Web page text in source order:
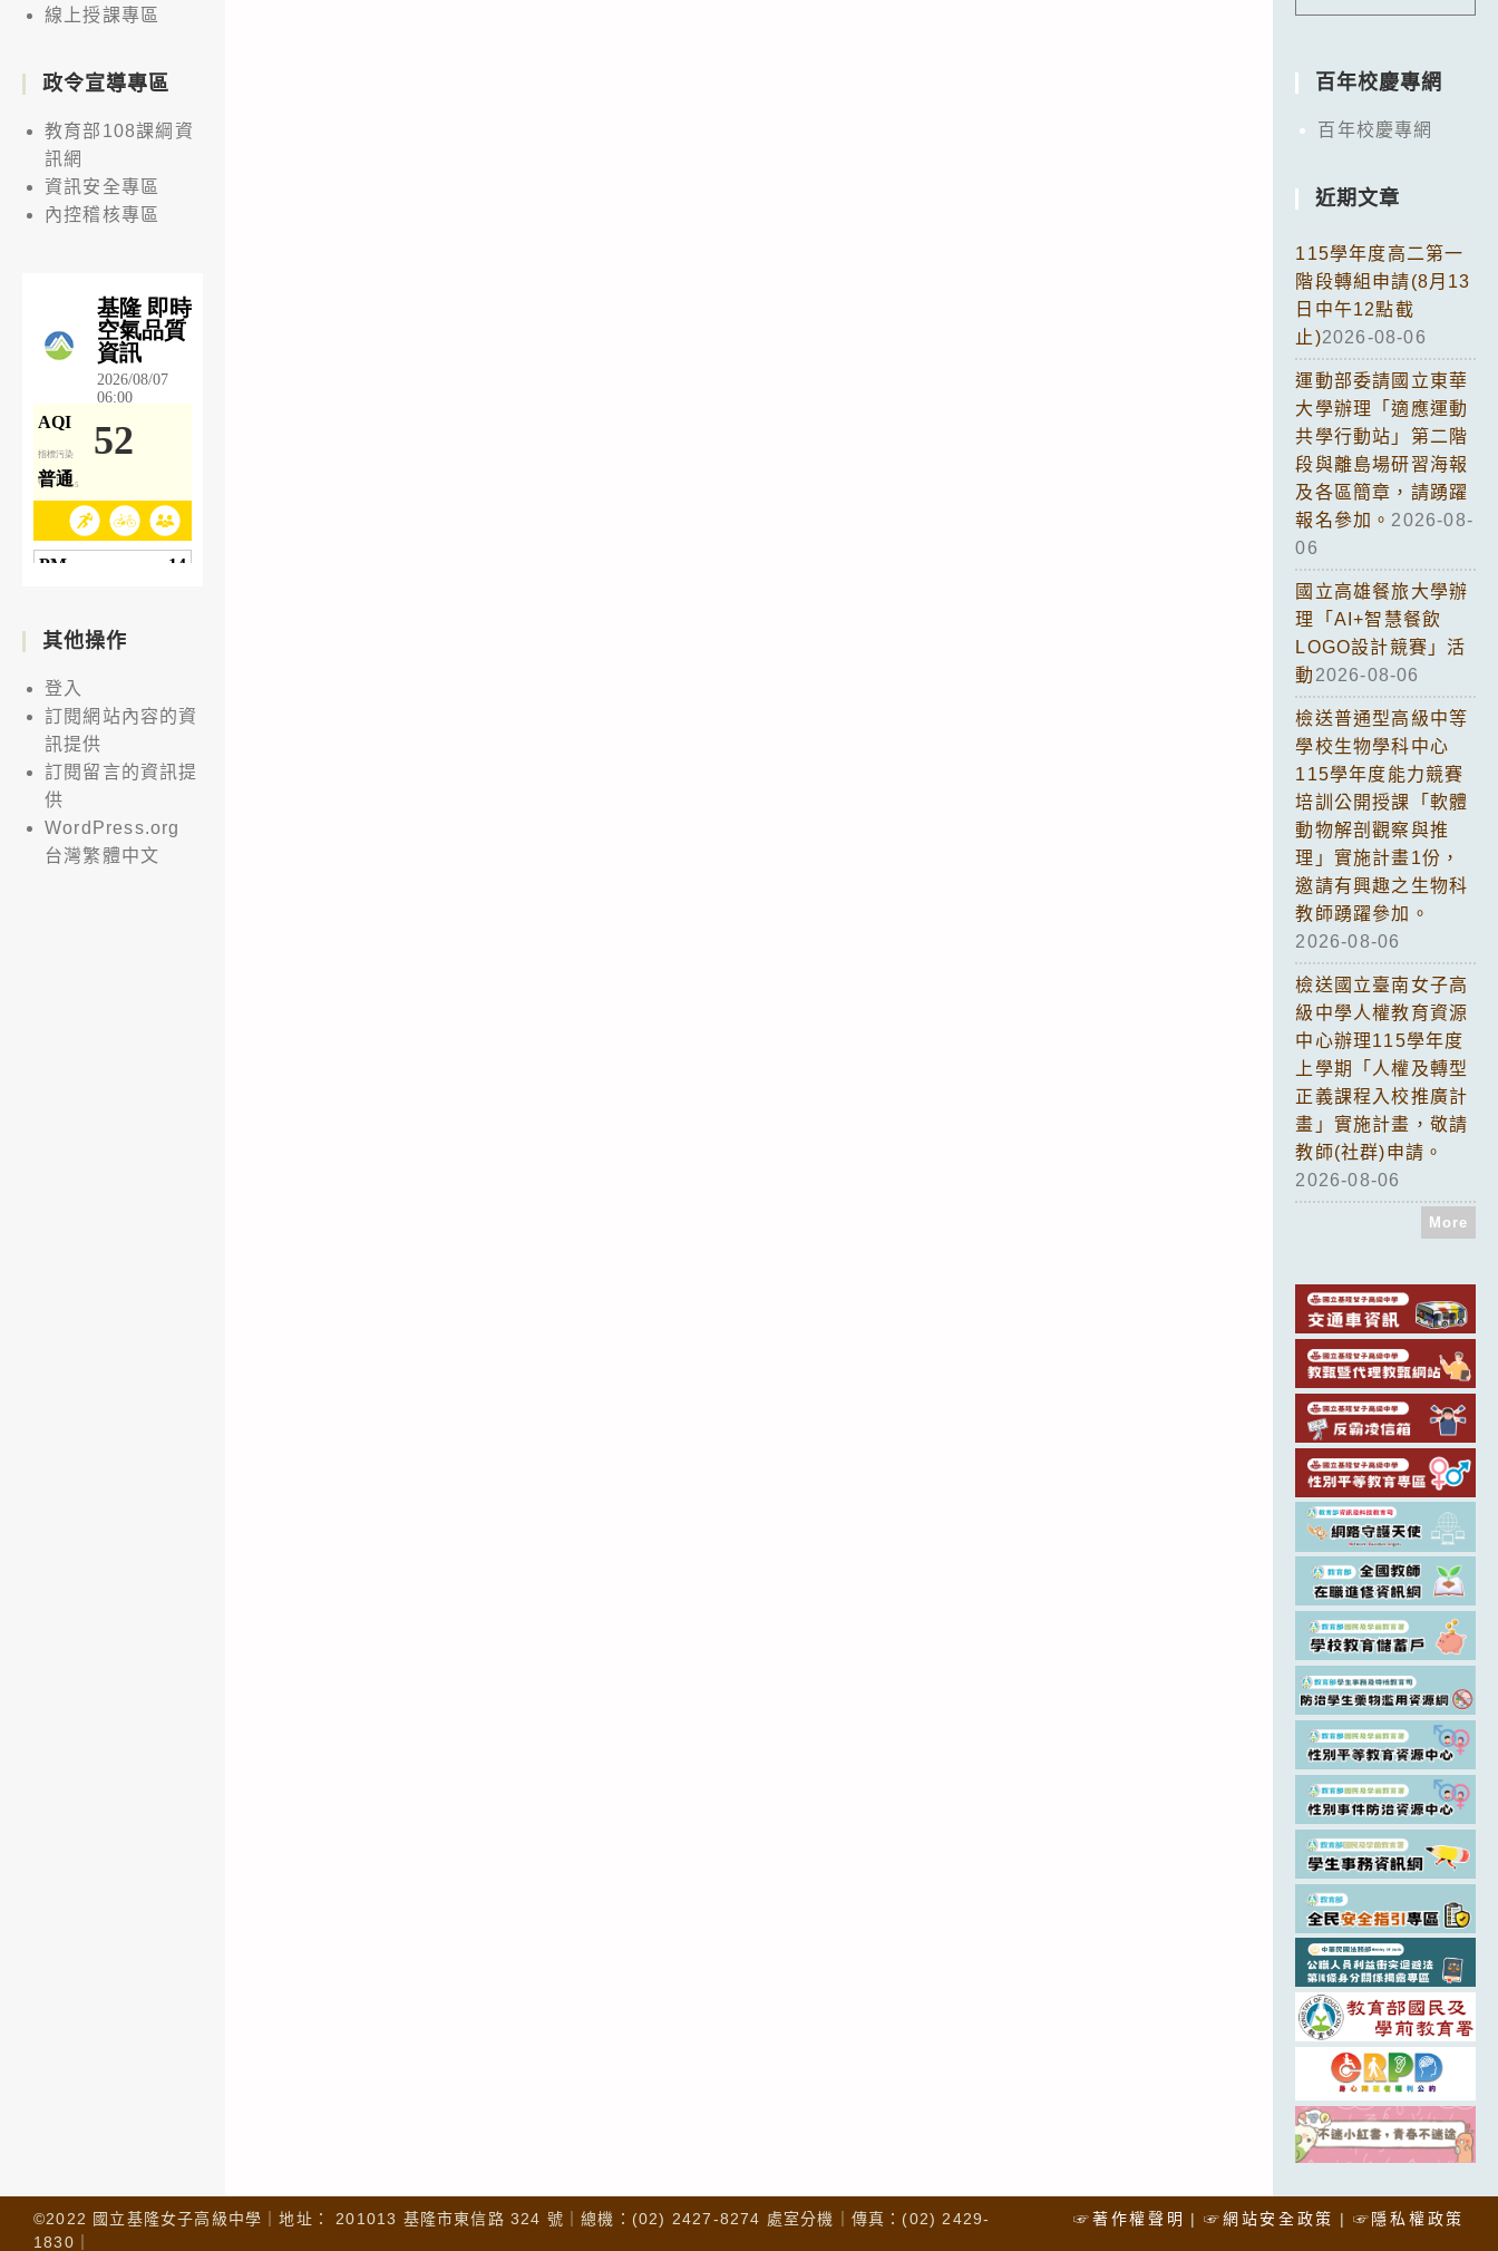
線上授課專區
政令宣導專區
教育部108課綱資
訊網
資訊安全專區
內控稽核專區
其他操作
登入
訂閱網站內容的資
訊提供
訂閱留言的資訊提
供
WordPress.org
台灣繁體中文
百年校慶專網
百年校慶專網
近期文章
115學年度高二第一
階段轉組申請(8月13
日中午12點截
止)2026-08-06
運動部委請國立東華
大學辦理「適應運動
共學行動站」第二階
段與離島場研習海報
及各區簡章，請踴躍
報名參加。 2026-08-
06
國立高雄餐旅大學辦
理「AI+智慧餐飲
LOGO設計競賽」活
動 2026-08-06
檢送普通型高級中等
學校生物學科中心
115學年度能力競賽
培訓公開授課「軟體
動物解剖觀察與推
理」實施計畫1份，
邀請有興趣之生物科
教師踴躍參加。
2026-08-06
檢送國立臺南女子高
級中學人權教育資源
中心辦理115學年度
上學期「人權及轉型
正義課程入校推廣計
畫」實施計畫，敬請
教師(社群)申請。
2026-08-06
More
☞著作權聲明 ☞網站安全政策 ☞隱私權政策
©2022 國立基隆女子高級中學｜地址： 201013 基隆市東信路 324 號｜總機：(02) 2427-8274 處室分機｜傳真：(02) 2429-
1830｜